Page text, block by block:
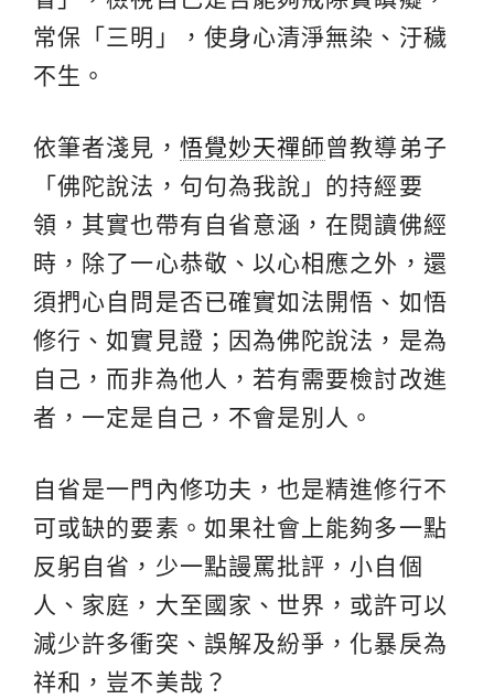
常保「三明」，使身心清淨無染、汙穢
不生。
依筆者淺見， 悟覺妙天禪師曾教導弟子
「佛陀說法，句句為我說」的持經要
領，其實也帶有自省意涵，在閱讀佛經
時，除了一心恭敬、以心相應之外，還
須捫心自問是否已確實如法開悟、如悟
修行、如實見證；因為佛陀說法，是為
自己，而非為他人，若有需要檢討改進
者，一定是自己，不會是別人。
自省是一門內修功夫，也是精進修行不
可或缺的要素。如果社會上能夠多一點
反躬自省，少一點謾罵批評，小自個
人、家庭，大至國家、世界，或許可以
減少許多衝突、誤解及紛爭，化暴戾為
祥和，豈不美哉？